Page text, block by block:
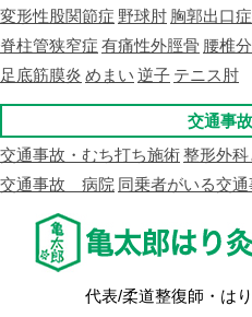
変形性股関節症 野球肘 胸郭出口
脊柱管狭窄症 有痛性外脛骨 腰椎
足底筋膜炎 めまい 逆子 テニス肘
交通事
交通事故・むち打ち施術整形外
交通事故 病院 同乗者がいる交
代表/柔道整復師・は